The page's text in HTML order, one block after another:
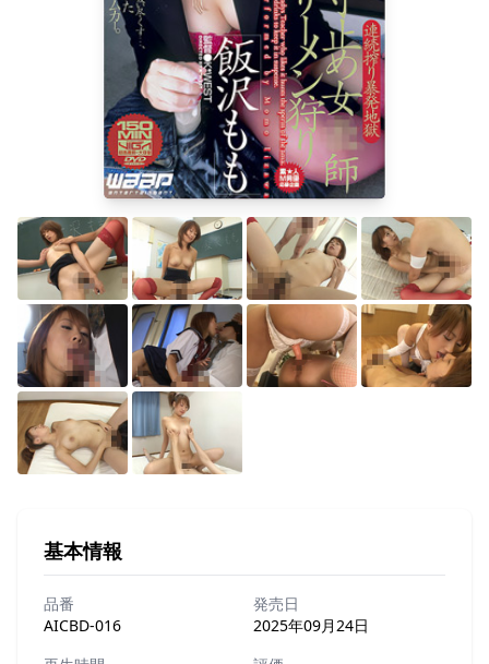
基本情報
品番
AICBD-016
発売日
2025年09月24日